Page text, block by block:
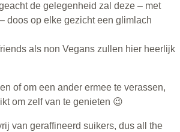
de gelegenheid zal deze – met
doos op elke gezicht een glimlach
als non Vegans zullen hier heerlijk
of om een ander ermee te verassen,
om zelf van te genieten 😉
van geraffineerd suikers, dus all the